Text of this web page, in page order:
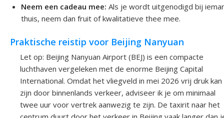
Neem een cadeau mee: Als je wordt uitgenodigd bij
thuis, neem dan fruit of kwalitatieve thee mee.
Praktische reistip voor Beijing Nanyuan
Let op: Beijing Nanyuan Airport (BEJ) is een compacte
luchthaven vergeleken met de enorme Beijing Capital
International. Omdat het vliegveld in mei 2026 vrij druk kan
zijn door binnenlands verkeer, adviseer ik je om minimaal
twee uur voor vertrek aanwezig te zijn. De taxirit naar het